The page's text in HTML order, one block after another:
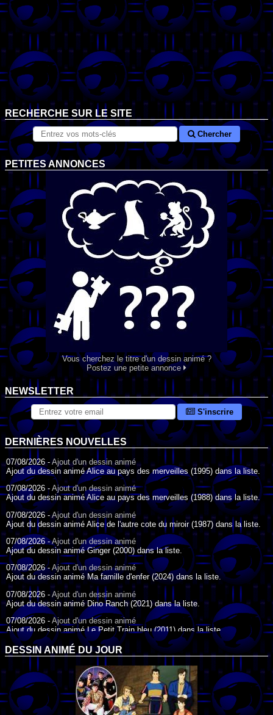
RECHERCHE SUR LE SITE
Chercher
PETITES ANNONCES
Vous cherchez le titre d'un dessin animé ?
Postez une petite annonce
NEWSLETTER
S'inscrire
DERNIÈRES NOUVELLES
07/08/2026 -Ajout d'un dessin animé
Ajout du dessin animé Alice au pays des merveilles (1995) dans la liste.
07/08/2026 - Ajout d'un dessin animé
Ajout du dessin animé Alice au pays des merveilles (1988) dans la liste.
07/08/2026 -Ajout d'un dessin animé
Ajout du dessin animé Alice de l'autre cote du miroir (1987) dans la liste.
07/08/2026 -Ajout d'un dessin animé
Ajout du dessin animé Ginger (2000) dans la liste.
07/08/2026 -Ajout d'un dessin animé
Ajout du dessin animé Ma famille d'enfer (2024) dans la liste.
07/08/2026 - Ajout d'un dessin animé
Ajout du dessin animé Dino Ranch (2021) dans la liste.
07/08/2026 - Ajout d'un dessin animé
Ajout du dessin animé Le Petit Train bleu (2011) dans la liste.
07/08/2026 -Ajout d'un dessin animé
Ajout du dessin animé Agent Spécial Oso (2009) dans la liste.
17/07/2026 -
Ajout d'un dessin animé
Ajout du dessin animé Peter Pan (1988) dans la liste.
17/07/2026 -
Ajout d'un dessin animé
Ajout du dessin animé Le Bossu de Notre-Dame (1996) dans la liste.
DESSIN ANIMÉ DU JOUR